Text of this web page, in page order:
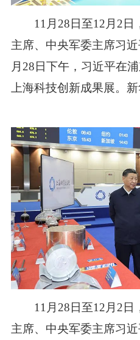
11月28日至12月2日
主席、中央军委主席习
月28日下午，习近平在
上海科技创新成果展。
11月28日至12月2日
主席、中央军委主席习